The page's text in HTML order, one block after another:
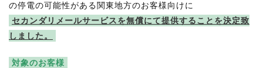
プライバシーポリシー
の停電の可能性がある関東地方のお客様向けに
セカンダリメールサービスを無償にて提供することを決定致
しました。
対象のお客様